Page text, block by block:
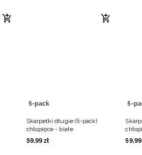
5-pack
Skarpetki długie (5-pack)
chłopięce - białe
59,99 zł
5-
59,99